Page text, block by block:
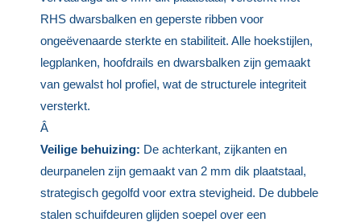
RHS dwarsbalken en geperste ribben voor
ongeëvenaarde sterkte en stabiliteit. Alle hoekstijlen,
legplanken, hoofdrails en dwarsbalken zijn gemaakt
van gewalst hol profiel, wat de structurele integriteit
versterkt.
Â
Veilige behuizing: De achterkant, zijkanten en
deurpanelen zijn gemaakt van 2 mm dik plaatstaal,
strategisch gegolfd voor extra stevigheid. De dubbele
stalen schuifdeuren glijden soepel over een